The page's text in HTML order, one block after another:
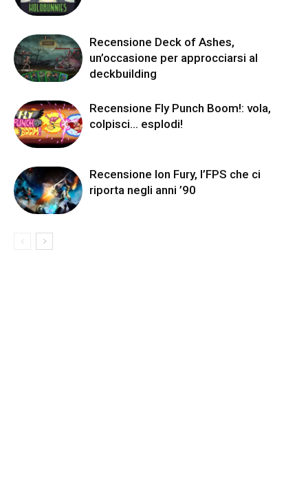
Recensione Deck of Ashes,
un’occasione per approcciarsi al
deckbuilding
Recensione Fly Punch Boom!: vola,
colpisci… esplodi!
Recensione Ion Fury, l’FPS che ci
riporta negli anni ’90